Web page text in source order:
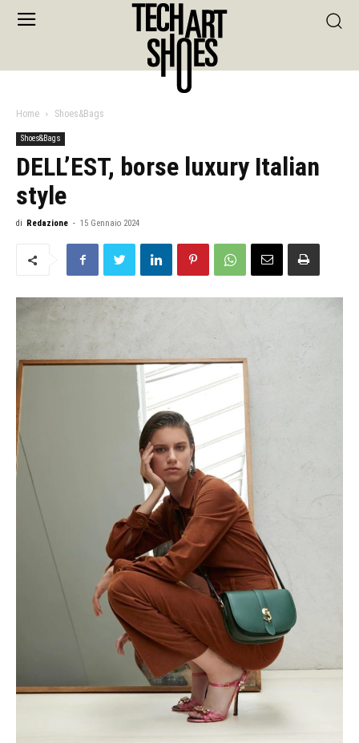
Home Shoes&Bags
Shoes&Bags
DELL’EST, borse luxury Italian
style
di Redazione - 15 Gennaio 2024